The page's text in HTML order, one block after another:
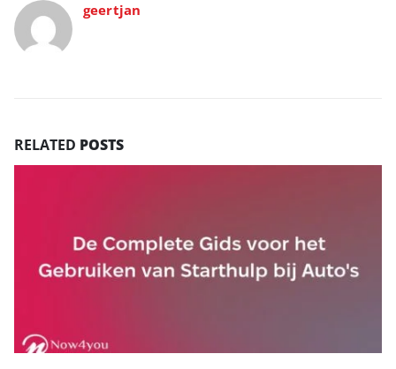
geertjan
RELATED POSTS